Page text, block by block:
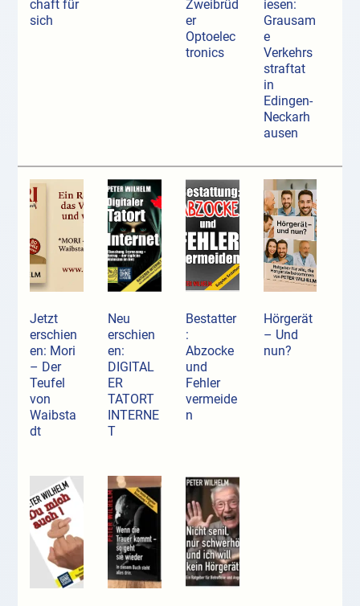
chaft für
sich
Zweibrüd
er
Optoelec
tronics
iesen:
Grausam
e
Verkehrs
straftat
in
Edingen-
Neckarh
ausen
Jetzt
erschien
en: Mori
– Der
Teufel
von
Waibsta
dt
Neu
erschien
en:
DIGITAL
ER
TATORT
INTERNE
T
Bestatter
:
Abzocke
und
Fehler
vermeide
n
Hörgerät
– Und
nun?